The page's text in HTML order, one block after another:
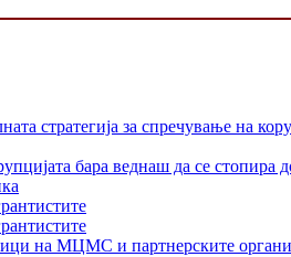
стратегија за спречување на
бара веднаш да се
на МЦМС и партнерските